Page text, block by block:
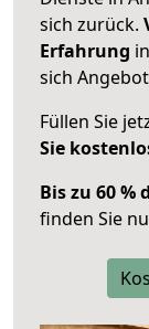
sich zurück.
Erfahrung
sich
Füllen Sie
Sie
Bis zu 60 %
finden Sie